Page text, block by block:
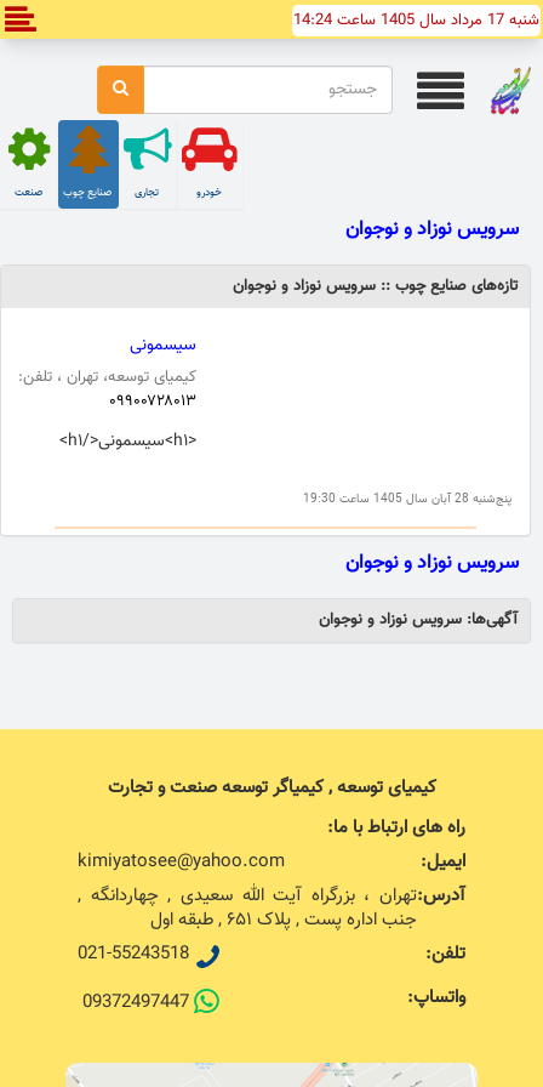
شنبه 17 مرداد سال 1405 ساعت 14:24
صنعت صنایع چوب تجاری خودرو
سرويس نوزاد و نوجوان
تازه‌های صنایع چوب :: سرويس نوزاد و نوجوان
پنج‌شنبه 28 آبان سال 1405 ساعت 19:30
سیسمونی
کیمیای توسعه، تهران ، تلفن:
۰۹۹۰۰۷۲۸۰۱۳
<h۱>سیسمونی</h۱>
سرويس نوزاد و نوجوان
آگهی‌ها: سرويس نوزاد و نوجوان
کیمیای توسعه , کیمیاگر توسعه صنعت و تجارت
راه های ارتباط با ما:
ایمیل:
kimiyatosee@yahoo.com
آدرس:تهران ، بزرگراه آیت الله سعیدی , چهاردانگه ,
جنب اداره پست , پلاک ۶۵۱ , طبقه اول
تلفن:
021-55243518
واتساپ:
09372497447